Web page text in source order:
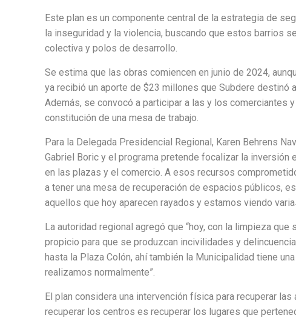
Este plan es un componente central de la estrategia de
la inseguridad y la violencia, buscando que estos barrios
colectiva y polos de desarrollo.
Se estima que las obras comiencen en junio de 2024,
ya recibió un aporte de $23 millones que Subdere
Además, se convocó a participar a las y los comerciantes
constitución de una mesa de trabajo.
Para la Delegada Presidencial Regional, Karen Behrens
Gabriel Boric y el programa pretende focalizar la
en las plazas y el comercio. A esos recursos
a tener una mesa de recuperación de espacios públicos,
aquellos que hoy aparecen rayados y estamos viendo
La autoridad regional agregó que “hoy, con la limpieza
propicio para que se produzcan incivilidades y
hasta la Plaza Colón, ahí también la Municipalidad tiene
realizamos normalmente”.
El plan considera una intervención física para recuperar
recuperar los centros es recuperar los lugares que